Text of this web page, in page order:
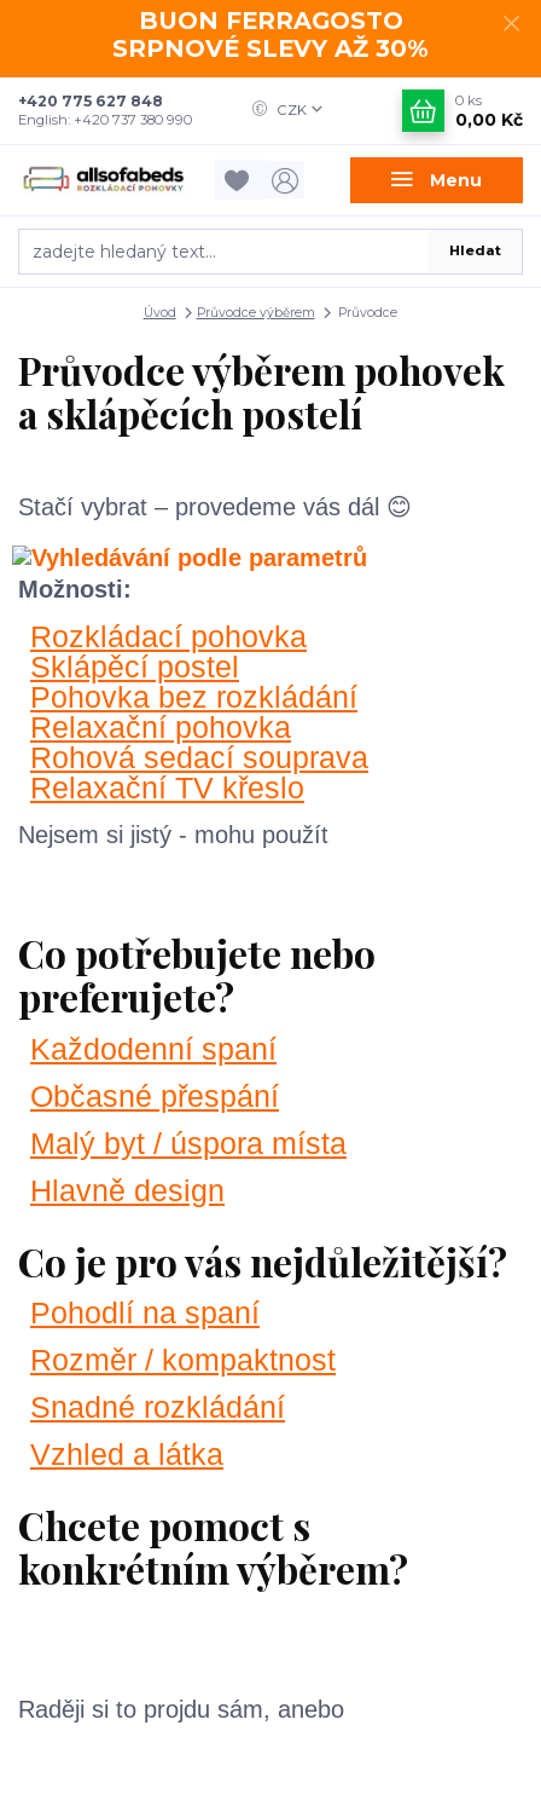
BUON FERRAGOSTO
SRPNOVÉ SLEVY AŽ 30%
Menu
CZK
Hledat
+420 775 627 848
English: +420 737 380 990
0 ks
0,00 Kč
Úvod Průvodce výběrem Průvodce
Průvodce výběrem pohovek
a sklápěcích postelí
Stačí vybrat – provedeme vás dál 😊
Možnosti:
Rozkládací pohovka
Sklápěcí postel
Pohovka bez rozkládání
Relaxační pohovka
Rohová sedací souprava
Relaxační TV křeslo
Nejsem si jistý - mohu použít
Co potřebujete nebo
preferujete?
Každodenní spaní
Občasné přespání
Malý byt / úspora místa
Hlavně design
Co je pro vás nejdůležitější?
Pohodlí na spaní
Rozměr / kompaktnost
Snadné rozkládání
Vzhled a látka
Chcete pomoct s
konkrétním výběrem?
Raději si to projdu sám, anebo